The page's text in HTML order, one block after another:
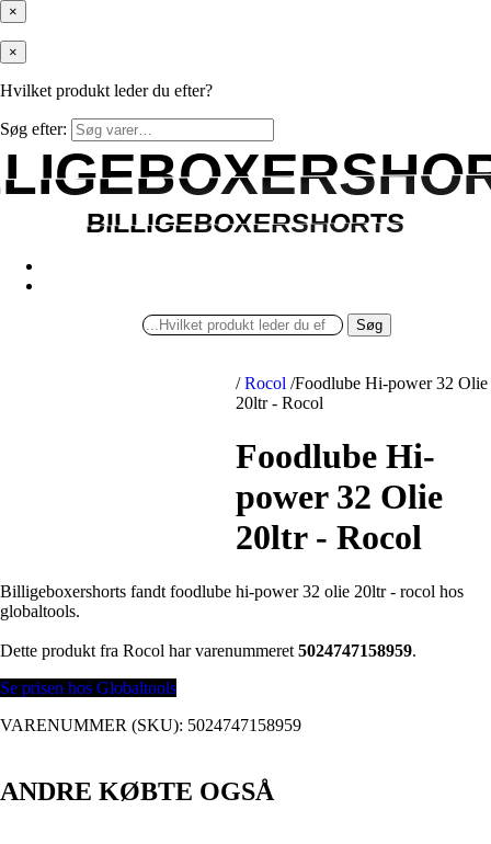
×
×
Hvilket produkt leder du efter?
Søg efter:
BILLIGEBOXERSHORTS
BILLIGEBOXERSHORTS
Søg
/ Rocol /Foodlube Hi-power 32 Olie
20ltr - Rocol
Foodlube Hi-
power 32 Olie
20ltr - Rocol
Billigeboxershorts fandt foodlube hi-power 32 olie 20ltr - rocol hos
globaltools.
Dette produkt fra Rocol har varenummeret 5024747158959.
Se prisen hos Globaltools
VARENUMMER (SKU): 5024747158959
ANDRE KØBTE OGSÅ